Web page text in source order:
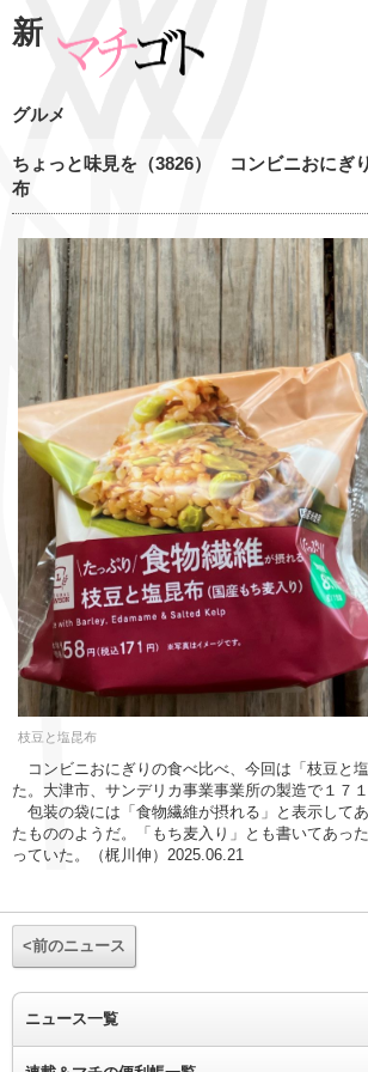
新
グルメ
ちょっと味見を（3826） コンビニおにぎ
布
枝豆と塩昆布
コンビニおにぎりの食べ比べ、今回は「枝豆と
た。大津市、サンデリカ事業事業所の製造で１７１
包装の袋には「食物繊維が摂れる」と表示して
たもののようだ。「もち麦入り」とも書いてあっ
っていた。（梶川伸）2025.06.21
<前のニュース
ニュース一覧